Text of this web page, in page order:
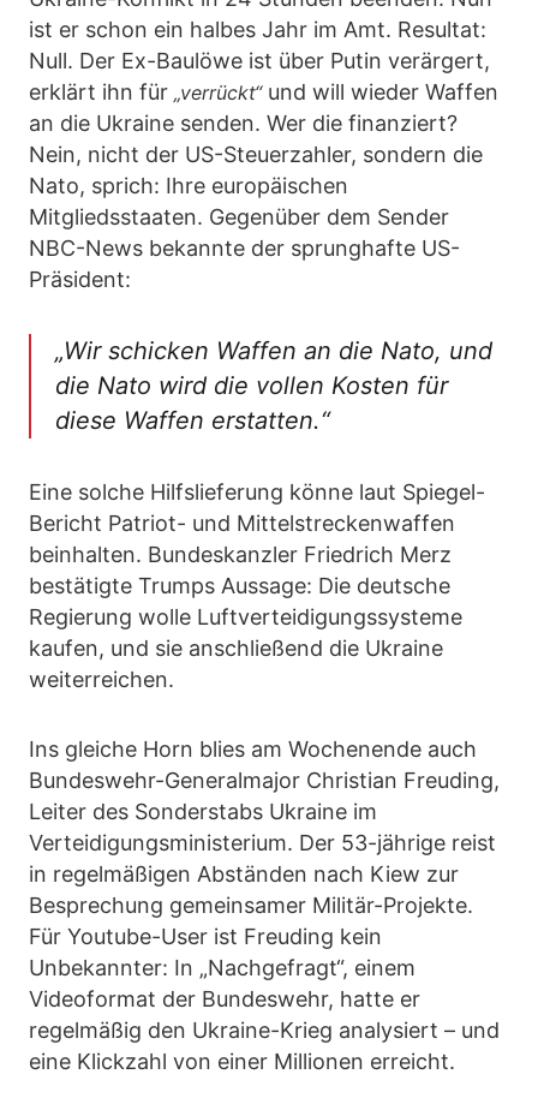
ist er schon ein halbes Jahr im Amt. Resultat:
Null. Der Ex-Baulöwe ist über Putin verärgert,
erklärt ihn für „verrückt“und will wieder Waffen
an die Ukraine senden. Wer die finanziert?
Nein, nicht der US-Steuerzahler, sondern die
Nato, sprich: Ihre europäischen
Mitgliedsstaaten. Gegenüber dem Sender
NBC-News bekannte der sprunghafte US-
Präsident:
„Wir schicken Waffen an die Nato, und
die Nato wird die vollen Kosten für
diese Waffen erstatten.“
Eine solche Hilfslieferung könne laut Spiegel-
Bericht Patriot- und Mittelstreckenwaffen
beinhalten. Bundeskanzler Friedrich Merz
bestätigte Trumps Aussage: Die deutsche
Regierung wolle Luftverteidigungssysteme
kaufen, und sie anschließend die Ukraine
weiterreichen.
Ins gleiche Horn blies am Wochenende auch
Bundeswehr-Generalmajor Christian Freuding,
Leiter des Sonderstabs Ukraine im
Verteidigungsministerium. Der 53-jährige reist
in regelmäßigen Abständen nach Kiew zur
Besprechung gemeinsamer Militär-Projekte.
Für Youtube-User ist Freuding kein
Unbekannter: In „Nachgefragt“, einem
Videoformat der Bundeswehr, hatte er
regelmäßig den Ukraine-Krieg analysiert – und
eine Klickzahl von einer Millionen erreicht.